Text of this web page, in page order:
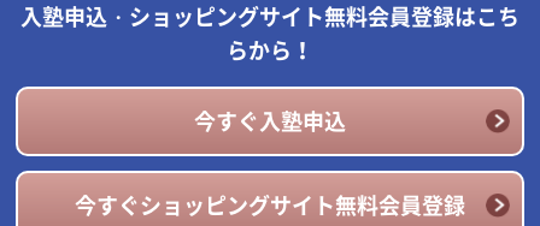
入塾申込・ショッピングサイト無料会員登録はこち
らから！
今すぐ入塾申込
今すぐショッピングサイト無料会員登録